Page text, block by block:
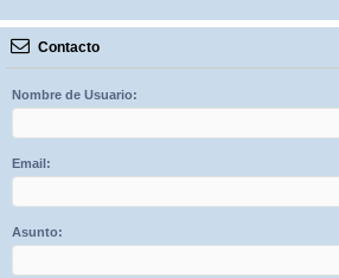
Contacto
Nombre de Usuario:
Email:
Asunto: